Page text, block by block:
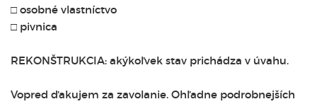
□ osobné vlastníctvo
□ pivnica
REKONŠTRUKCIA: akýkoľvek stav prichádza v úvahu.
Vopred ďakujem za zavolanie. Ohľadne podrobnejších